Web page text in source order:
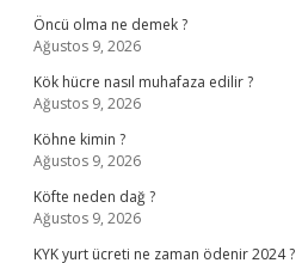
Öncü olma ne demek ?
Ağustos 9, 2026
Kök hücre nasıl muhafaza edilir ?
Ağustos 9, 2026
Köhne kimin ?
Ağustos 9, 2026
Köfte neden dağ ?
Ağustos 9, 2026
KYK yurt ücreti ne zaman ödenir 2024 ?